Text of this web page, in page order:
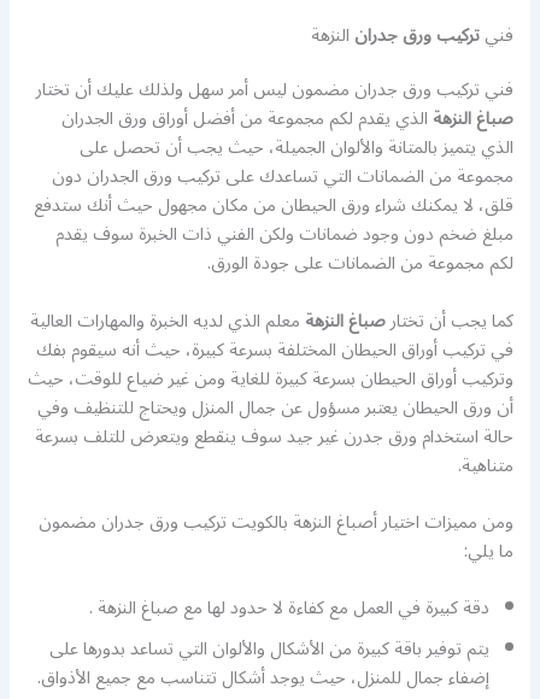
فنيتركيب ورق جدرانالنزهة
فني تركيب ورق جدران مضمون ليس أمر سهل ولذلك عليك أن تختار
صباغ النزهةالذي يقدم لكم مجموعة من أفضل أوراق ورق الجدران
الذي يتميز بالمتانة والألوان الجميلة، حيث يجب أن تحصل على
مجموعة من الضمانات التي تساعدك على تركيب ورق الجدران دون
قلق، لا يمكنك شراء ورق الحيطان من مكان مجهول حيث أنك ستدفع
مبلغ ضخم دون وجود ضمانات ولكن الفني ذات الخبرة سوف يقدم
لكم مجموعة من الضمانات على جودة الورق.
كما يجب أن تختارصباغ النزهةمعلم الذي لديه الخبرة والمهارات العالية
في تركيب أوراق الحيطان المختلفة بسرعة كبيرة، حيث أنه سيقوم بفك
وتركيب أوراق الحيطان بسرعة كبيرة للغاية ومن غير ضياع للوقت، حيث
أن ورق الحيطان يعتبر مسؤول عن جمال المنزل ويحتاج للتنظيف وفي
حالة استخدام ورق جدرن غير جيد سوف ينقطع ويتعرض للتلف بسرعة
متناهية.
ومن مميزات اختيار أصباغ النزهة بالكويت تركيب ورق جدران مضمون
ما يلي:
دقة كبيرة في العمل مع كفاءة لا حدود لها مع صباغ النزهة .
يتم توفير باقة كبيرة من الأشكال والألوان التي تساعد بدورها على
إضفاء جمال للمنزل، حيث يوجد أشكال تتناسب مع جميع الأذواق.